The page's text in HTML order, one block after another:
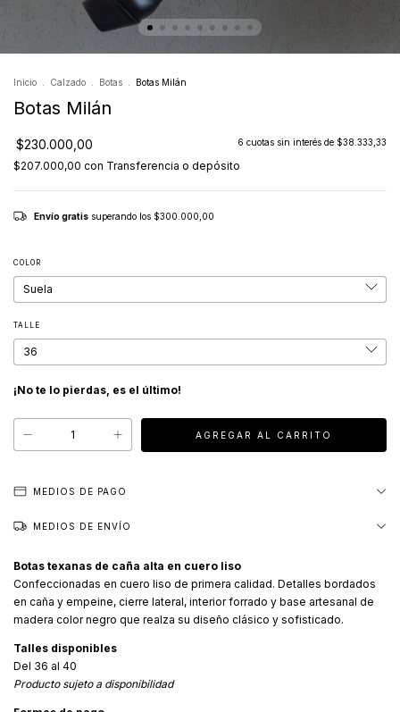
Inicio Calzado Botas Botas Milán
Botas Milán
$230.000,00 6 cuotas sin interés de $38.333,33
$207.000,00 con Transferencia o depósito
Envío gratis superando los $300.000,00
COLOR
TALLE
¡No te lo pierdas, es el último!
MEDIOS DE PAGO
MEDIOS DE ENVÍO
Botas texanas de caña alta en cuero liso
Confeccionadas en cuero liso de primera calidad. Detalles bordados
en caña y empeine, cierre lateral, interior forrado y base artesanal de
madera color negro que realza su diseño clásico y sofisticado.
Talles disponibles
Del 36 al 40
Producto sujeto a disponibilidad